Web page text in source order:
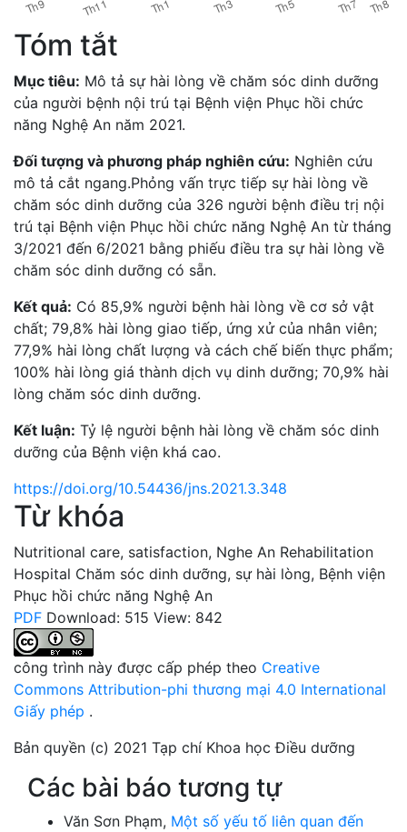
Tóm tắt
Mục tiêu: Mô tả sự hài lòng về chăm sóc dinh dưỡng
của người bệnh nội trú tại Bệnh viện Phục hồi chức
năng Nghệ An năm 2021.
Đối tượng và phương pháp nghiên cứu: Nghiên cứu
mô tả cắt ngang.Phỏng vấn trực tiếp sự hài lòng về
chăm sóc dinh dưỡng của 326 người bệnh điều trị nội
trú tại Bệnh viện Phục hồi chức năng Nghệ An từ tháng
3/2021 đến 6/2021 bằng phiếu điều tra sự hài lòng về
chăm sóc dinh dưỡng có sẵn.
Kết quả: Có 85,9% người bệnh hài lòng về cơ sở vật
chất; 79,8% hài lòng giao tiếp, ứng xử của nhân viên;
77,9% hài lòng chất lượng và cách chế biến thực phẩm;
100% hài lòng giá thành dịch vụ dinh dưỡng; 70,9% hài
lòng chăm sóc dinh dưỡng.
Kết luận: Tỷ lệ người bệnh hài lòng về chăm sóc dinh
dưỡng của Bệnh viện khá cao.
https://doi.org/10.54436/jns.2021.3.348
Từ khóa
Nutritional care, satisfaction, Nghe An Rehabilitation
Hospital Chăm sóc dinh dưỡng, sự hài lòng, Bệnh viện
Phục hồi chức năng Nghệ An
PDF Download: 515 View: 842
công trình này được cấp phép theo Creative
Commons Attribution-phi thương mại 4.0 International
Giấy phép .
Bản quyền (c) 2021 Tạp chí Khoa học Điều dưỡng
Các bài báo tương tự
Văn Sơn Phạm, Một số yếu tố liên quan đến